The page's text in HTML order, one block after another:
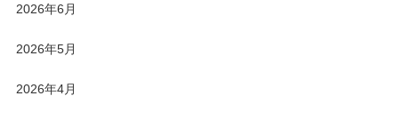
2026年6月
2026年5月
2026年4月